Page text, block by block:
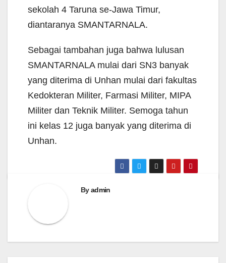
sekolah 4 Taruna se-Jawa Timur,
diantaranya SMANTARNALA.
Sebagai tambahan juga bahwa lulusan
SMANTARNALA mulai dari SN3 banyak
yang diterima di Unhan mulai dari fakultas
Kedokteran Militer, Farmasi Militer, MIPA
Militer dan Teknik Militer. Semoga tahun
ini kelas 12 juga banyak yang diterima di
Unhan.
Byadmin